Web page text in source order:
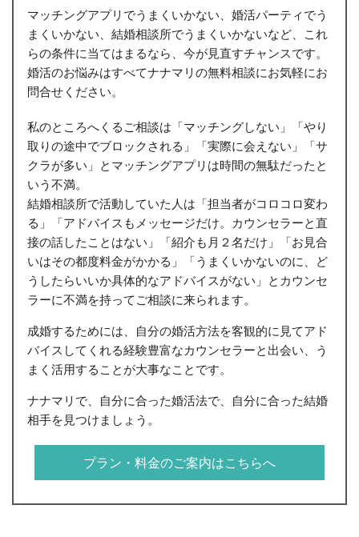
マッチングアプリでうまくいかない、婚活パーティでう
まくいかない、結婚相談所でうまくいかないなど、これ
らの条件に当てはまるなら、今が見直すチャンスです。
婚活のお悩みはすべてナナマリの無料相談にお気軽にお
問合せください。
私のところへくるご相談は「マッチングしない」「やり
取りの途中でブロックされる」「実際に会えない」「サ
クラが多い」とマッチングアプリは時間の無駄だったと
いう不満。
結婚相談所で活動していた人は「担当者がコロコロ変わ
る」「アドバイスもメッセージだけ。カウンセラーと直
接の話したことはない」「紹介も月２名だけ」「お見合
いはその都度料金がかかる」「うまくいかないのに、ど
うしたらいいか具体的なアドバイスがない」とカウンセ
ラーに不満を持ってご相談に来られます。
成婚するためには、自分の婚活方法を客観的に見てアド
バイスしてくれる経験豊富なカウンセラーと出会い、う
まく活用することが大事なことです。
ナナマリで、自分に合った婚活法で、自分に合った結婚
相手を見つけましょう。
プラン・料金のご案内はこちらへ